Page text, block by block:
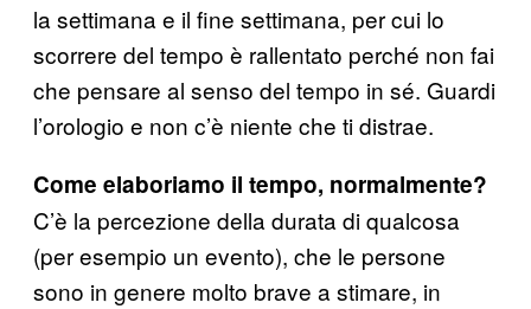
la settimana e il fine settimana, per cui lo
scorrere del tempo è rallentato perché non fai
che pensare al senso del tempo in sé. Guardi
l’orologio e non c’è niente che ti distrae.
Come elaboriamo il tempo, normalmente?
C’è la percezione della durata di qualcosa
(per esempio un evento), che le persone
sono in genere molto brave a stimare, in